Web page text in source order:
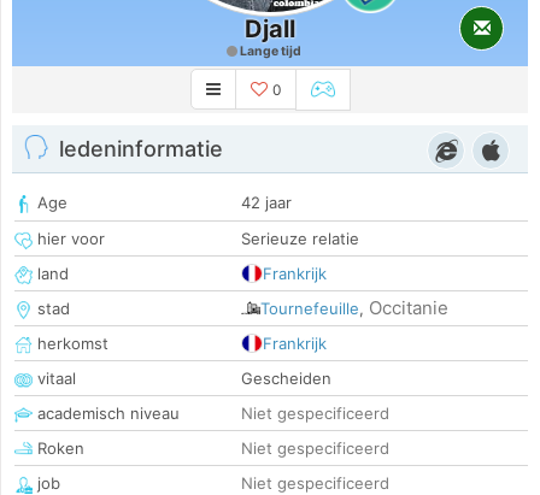
Djall
Lange tijd
0
ledeninformatie
Age
42 jaar
hier voor
Serieuze relatie
land
Frankrijk
stad
Tournefeuille, Occitanie
herkomst
Frankrijk
vitaal
Gescheiden
academisch niveau
Niet gespecificeerd
Roken
Niet gespecificeerd
job
Niet gespecificeerd